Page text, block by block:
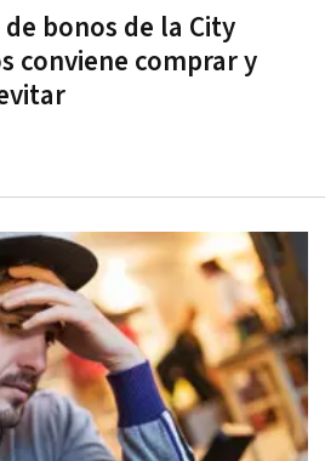
bonos de la City
conviene comprar y